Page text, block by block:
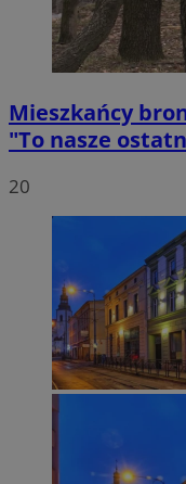
Mieszkańcy
"To nasze
20